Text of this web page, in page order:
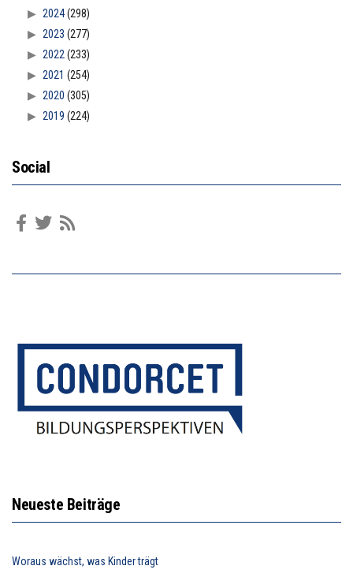
2024(298)
2023 (277)
2022 (233)
2021 (254)
2020 (305)
2019 (224)
Social
Neueste Beiträge
Woraus wächst, was Kinder trägt